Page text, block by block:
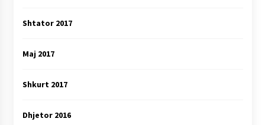
Shtator 2017
Maj 2017
Shkurt 2017
Dhjetor 2016